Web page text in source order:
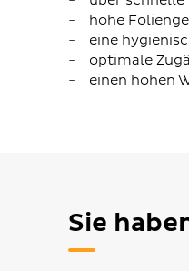
hohe
eine
optimale
einen hohen
Sie